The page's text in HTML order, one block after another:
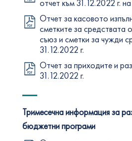
отчет към 31.12.2022 г.
Отчет за касовото
сметките за средствата
съюз и сметки за чужди
31.12.2022 г.
Отчет за приходите и
31.12.2022 г.
Тримесечна информация за
бюджетни програми